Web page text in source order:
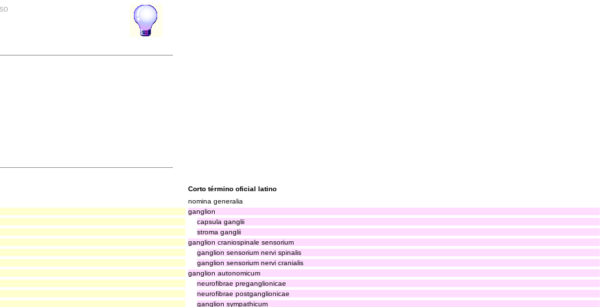
Corto término oficial latino
nomina generalia
ganglion
capsula ganglii
stroma ganglii
ganglion craniospinale sensorium
ganglion sensorium nervi spinalis
ganglion sensorium nervi cranialis
ganglion autonomicum
neurofibrae preganglionicae
neurofibrae postganglionicae
ganglion sympathicum